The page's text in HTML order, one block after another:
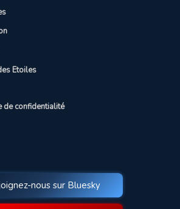
Etoiles
de confidentialité
nous sur Bluesky